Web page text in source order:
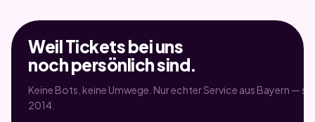
Weil Tickets bei uns
noch persönlich sind.
Keine Bots, keine Umwege. Nur echter Service aus Bayern —
2014.